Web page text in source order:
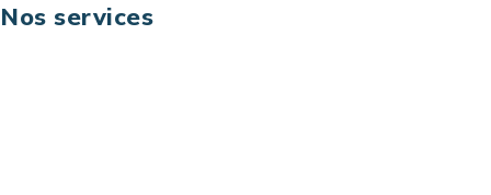
Nos services